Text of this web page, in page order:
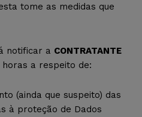
tome as medidas que
notificar a CONTRATANTE
a respeito de:
(ainda que suspeito) das
à proteção de Dados